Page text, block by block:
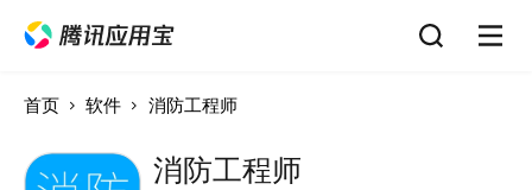
首页 软件 消防工程师
消防工程师